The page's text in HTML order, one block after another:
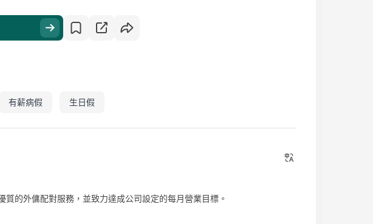
有薪病假 生日假
質的外傭配對服務，並致力達成公司設定的每月營業目標。